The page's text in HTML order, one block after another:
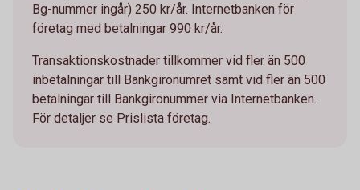
Bg-nummer ingår) 250 kr/år. Internetbanken för
företag med betalningar 990 kr/år.
Transaktionskostnader tillkommer vid fler än 500
inbetalningar till Bankgironumret samt vid fler än 500
betalningar till Bankgironummer via Internetbanken.
För detaljer se Prislista företag.